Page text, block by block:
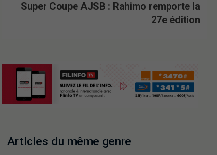
Super Coupe AJSB : Rahimo remporte la
27e édition
Articles du même genre